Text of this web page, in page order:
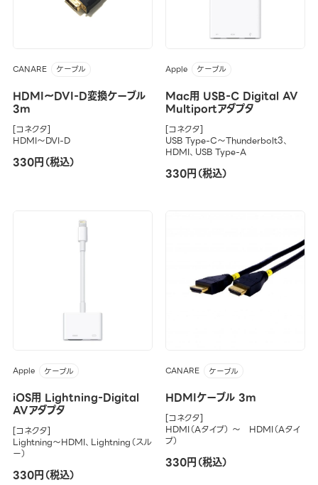
CANARE ケーブル
HDMI～DVI-D変換ケーブル
3m
[コネクタ]
HDMI～DVI-D
330円（税込）
Apple ケーブル
Mac用 USB-C Digital AV
Multiportアダプタ
[コネクタ]
USB Type-C～Thunderbolt3、
HDMI、USB Type-A
330円（税込）
Apple ケーブル
iOS用 Lightning-Digital
AVアダプタ
[コネクタ]
Lightning～HDMI、Lightning（スル
ー）
330円（税込）
CANARE ケーブル
HDMIケーブル 3m
[コネクタ]
HDMI（Aタイプ） ～ HDMI（Aタイ
プ）
330円（税込）